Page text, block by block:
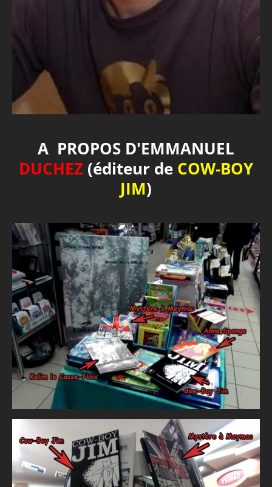
A PROPOS D'EMMANUEL
DUCHEZ (éditeur de COW-BOY
JIM)